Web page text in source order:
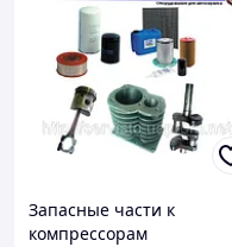
Запасные части к
компрессорам